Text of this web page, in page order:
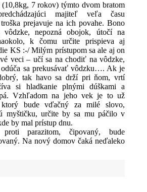
7 rokov) týmto dvom bratom
majiteľ veľa času
prejavuje na ich povahe. Bono
nepozná obojok, útočí na
k čomu určite prispieva aj
KS :-/ Milým prístupom sa ale aj on
veci – učí sa na chodiť na vôdzke,
sa prekusávať vôdzku…. Ak je
tak havo sa drží pri ňom, vrtí
si hladkanie plnými dúškami a
Vzhľadom na jeho vek je to už
bude vďačný za milé slovo,
myštičku, určite by sa mu páčilo v
by mal prístup dnu.
parazitom, čipovaný, bude
Na nový domov čaká neďaleko